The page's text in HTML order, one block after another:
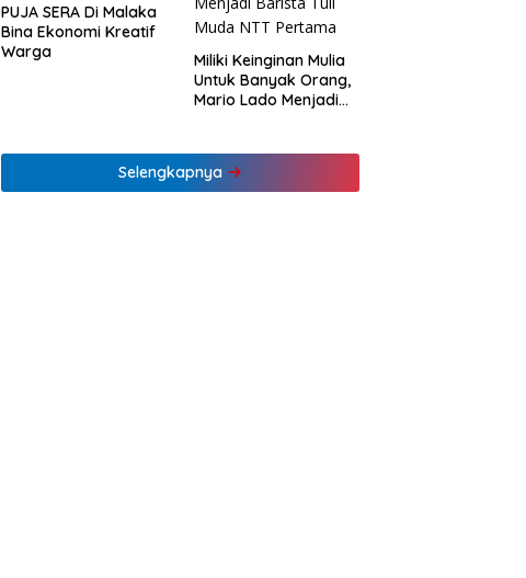
PUJA SERA Di Malaka
Bina Ekonomi Kreatif
Warga
Miliki Keinginan Mulia
Untuk Banyak Orang,
Mario Lado Menjadi
Selengkapnya